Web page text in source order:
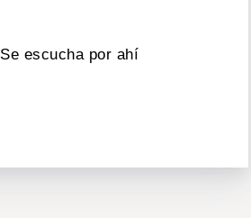
Se escucha por ahí